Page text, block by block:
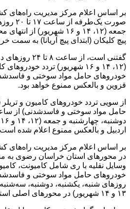
بر اساس اعلام مرکز مدیریت راه‌های
صورت
جمعه (۱۲، ۱۴ و ۱۶ شهریور)
پیچ کلیکان (ابتدای پیچ آریانا) به
گفتنی است، از
(۱۲، ۱۴ و ۱۶ شهریور) تردد
خودرو‌های حامل مواد سوختی و
قزوین و بالعکس ممنوع خواهد بود.
از سویی تردد خودرو‌های کامیون و تریلر
اردبیل و بالعکس ممنوع اعلام شده
بر اساس اعلام مرکز مدیریت راه‌های
وسایل نقلیه با ری شامل کامیونت،
۱۳ و ۱۴ شهریور) در محور‌های اصلی استان ممنوع خواهد بود.